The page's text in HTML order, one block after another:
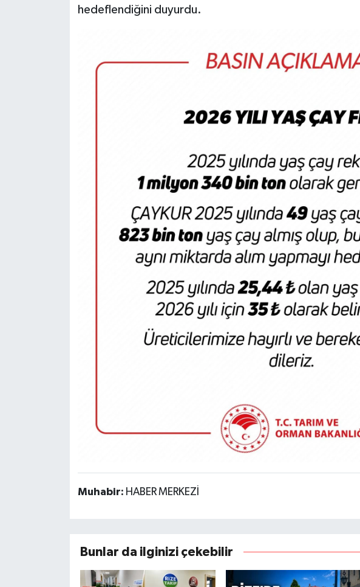
hedeflendiğini duyurdu.
Muhabir: HABER MERKEZİ
Bunlar da ilginizi çekebilir